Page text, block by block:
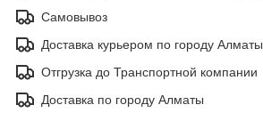
Самовывоз
Доставка курьером по городу Алматы
Отгрузка до Транспортной компании
Доставка по городу Алматы